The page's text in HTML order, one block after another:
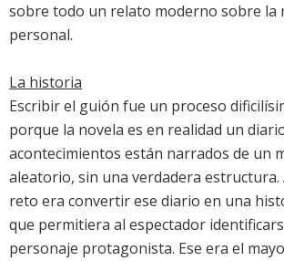
sobre todo un relato moderno sobre la
personal.
La historia
Escribir el guión fue un proceso
porque la novela es en realidad un
acontecimientos están narrados de un
aleatorio, sin una verdadera estructura.
reto era convertir ese diario en una
que permitiera al espectador
personaje protagonista. Ese era el